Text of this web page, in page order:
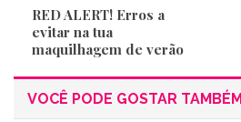
RED ALERT! Erros a
evitar na tua
maquilhagem de verão
VOCÊ PODE GOSTAR TAMBÉM